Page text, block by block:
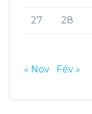
27 28
« Nov Fév »